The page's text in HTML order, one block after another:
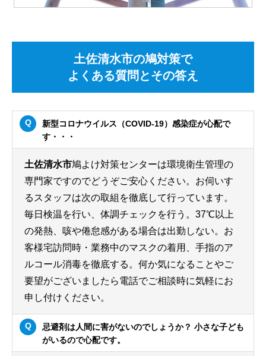
土佐清水市の鳩対策で
よくある質問とその答え
新型コロナウイルス（COVID-19）感染症が心配で
す・・・
土佐清水市鳩よけ対策センターは環境衛生管理の
専門家ですのでどうぞご安心ください。お伺いす
るスタッフは次の取組を徹底して行っています。
毎日検温を行い、体調チェックを行う。37℃以上
の発熱、咳や倦怠感がある場合は出勤しない。お
客様宅訪問時・業務中のマスクの着用、手指のア
ルコール消毒を徹底する。何か気になることやご
要望がございましたら電話でご相談時に気軽にお
申し付けください。
忌避剤は人間に害がないのでしょうか？ 小さな子ども
がいるので心配です。